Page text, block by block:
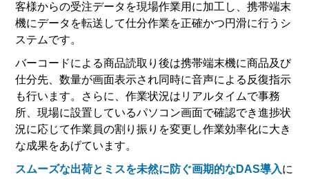
客様からの受注データを現場作業用に加工し、携帯端末
機にデータを転送して仕分作業を正確かつ円滑に行うシ
ステムです。
バーコードによる商品読取り後は携帯端末機に商品及び
仕分先、数量が画面表示され同時に音声による反復指示
も行います。さらに、作業状況はリアルタイムで事務
所、現場に設置しているパソコン画面で確認でき進捗状
況に応じて作業員の割り振りを変更し作業効率化に大き
な成果をあげています。
スムーズな出荷とミスを未然に防ぐ画期的なDAS導入に